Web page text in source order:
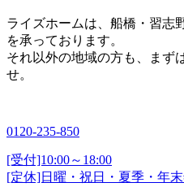
ライズホームは、船橋・習志
を承っております。
それ以外の地域の方も、まず
せ。
0120-235-850
[受付]10:00～18:00
[定休]日曜・祝日・夏季・年